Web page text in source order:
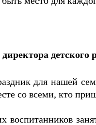
для нашей
со всеми, кто
воспитанников